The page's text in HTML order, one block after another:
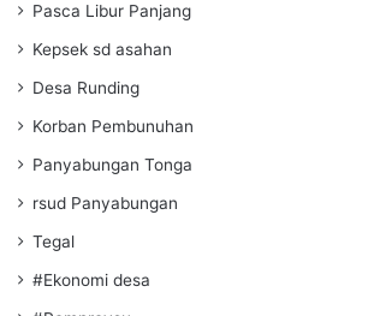
Pasca Libur Panjang
Kepsek sd asahan
Desa Runding
Korban Pembunuhan
Panyabungan Tonga
rsud Panyabungan
Tegal
#Ekonomi desa